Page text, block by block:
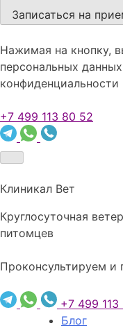
Записаться на
Нажимая на кнопку,
персональных
конфиденциальности
+7 499 113 80 52
Клиникал Вет
Круглосуточная
питомцев
Проконсультируем
+7 499
Блог